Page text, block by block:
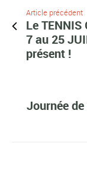
Article précédent
Le TENNIS
7 au 25
présent !
Journée